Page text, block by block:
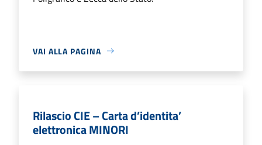
VAI ALLA PAGINA
Rilascio CIE – Carta d’identita’
elettronica MINORI